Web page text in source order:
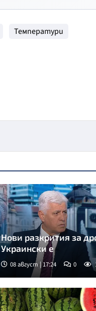
Температури
Нови разкрития за
Украински е
08 август | 17:24 0